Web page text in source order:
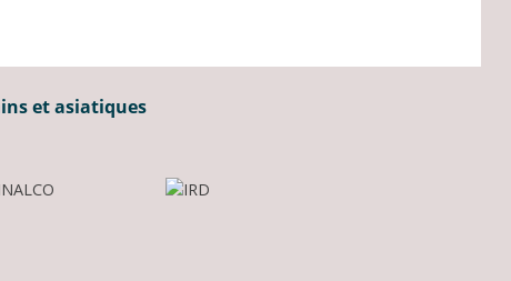
et asiatiques